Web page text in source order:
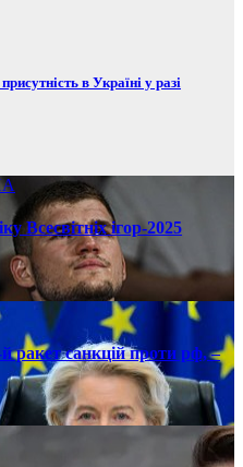
в Україні у разі
Всесвітніх ігор-2025
ракет санкцій проти рф, –